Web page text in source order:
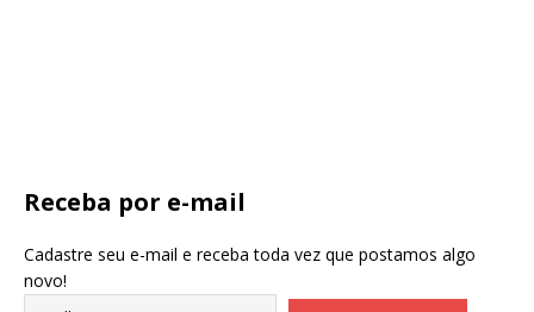
Receba por e-mail
Cadastre seu e-mail e receba toda vez que postamos algo
novo!